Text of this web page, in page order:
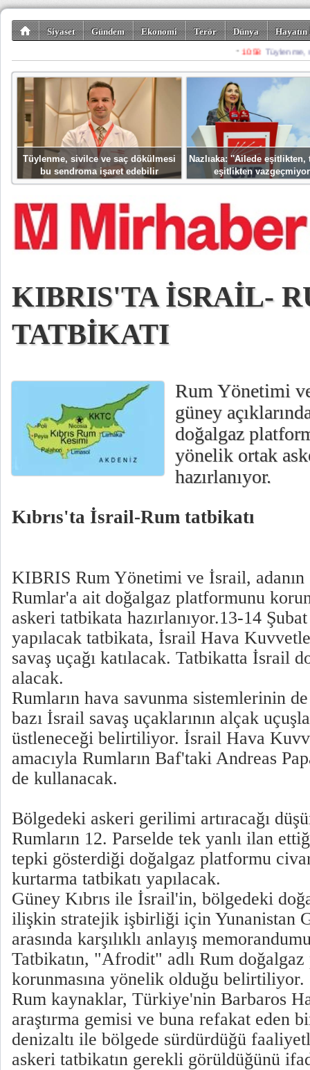
Siyaset Gündem Ekonomi Terör Dünya
Spor Misafir
Tüylenme, sivilce ve saç dökülmesi
bu sendroma işaret edebilir
Nazlıaka: ''Ailede eşitlikten,
eşitlikten
KIBRIS'TA İSRAİL-
TATBİKATI
Rum Yönetimi
güney
doğalgaz
yönelik ortak
hazırlanıyor.
Kıbrıs'ta İsrail-Rum tatbikatı
KIBRIS Rum Yönetimi ve İsrail, adanın
Rumlar'a ait doğalgaz platformunu
askeri tatbikata hazırlanıyor.13-14
yapılacak tatbikata, İsrail Hava
savaş uçağı katılacak. Tatbikatta İsrail
alacak.
Rumların hava savunma sistemlerinin
bazı İsrail savaş uçaklarının alçak
üstleneceği belirtiliyor. İsrail Hava
amacıyla Rumların Baf'taki Andreas
de kullanacak.
Bölgedeki askeri gerilimi artıracağı
Rumların 12. Parselde tek yanlı ilan
tepki gösterdiği doğalgaz platformu
kurtarma tatbikatı yapılacak.
Güney Kıbrıs ile İsrail'in, bölgedeki
ilişkin stratejik işbirliği için Yunanistan
arasında karşılıklı anlayış
Tatbikatın, "Afrodit" adlı Rum
korunmasına yönelik olduğu belirtiliyor.
Rum kaynaklar, Türkiye'nin Barbaros
araştırma gemisi ve buna refakat eden
denizaltı ile bölgede sürdürdüğü
askeri tatbikatın gerekli görüldüğünü